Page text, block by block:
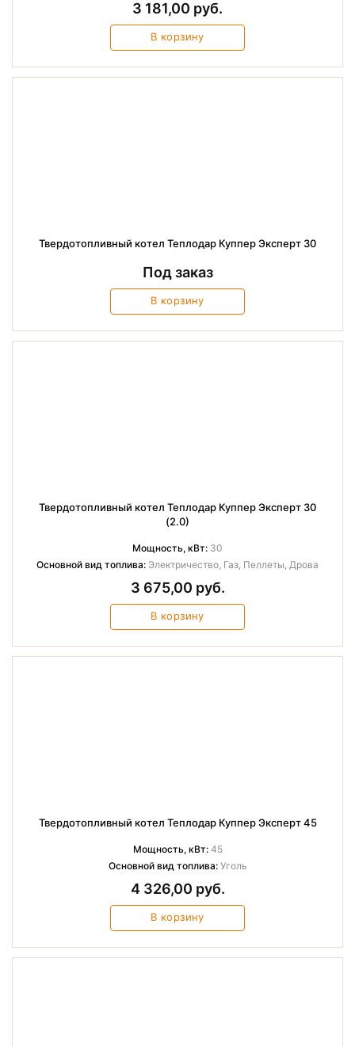
3 181,00 руб.
В корзину
Твердотопливный котел Теплодар Куппер Эксперт 30
Под заказ
В корзину
Твердотопливный котел Теплодар Куппер Эксперт 30
(2.0)
Мощность, кВт: 30
Основной вид топлива: Электричество, Газ, Пеллеты, Дрова
3 675,00 руб.
В корзину
Твердотопливный котел Теплодар Куппер Эксперт 45
Мощность, кВт:45
Основной вид топлива:Уголь
4 326,00 руб.
В корзину